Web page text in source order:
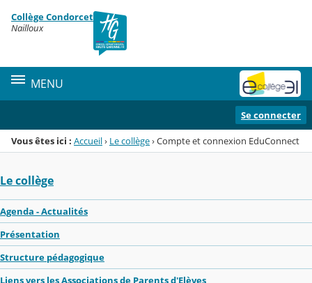
Menu de la rubrique
Contenu
Collège Condorcet
Nailloux
MENU
Se connecter
Vous êtes ici : Accueil› Le collège›Compte et connexion EduConnect
Le collège
Agenda - Actualités
Présentation
Structure pédagogique
Liens vers les Associations de Parents d'Elèves